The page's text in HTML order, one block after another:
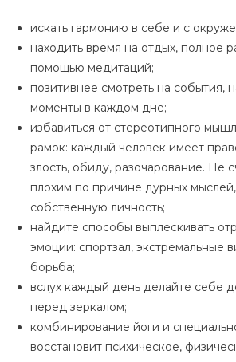
искать гармонию в себе и с
находить время на отдых, полное
помощью медитаций;
позитивнее смотреть на события,
моменты в каждом дне;
избавиться от стереотипного
рамок: каждый человек имеет
злость, обиду, разочарование. Не
плохим по причине дурных
собственную личность;
найдите способы выплескивать
эмоции: спортзал, экстремальные
борьба;
вслух каждый день делайте себе
перед зеркалом;
комбинирование йоги и
восстановит психическое,